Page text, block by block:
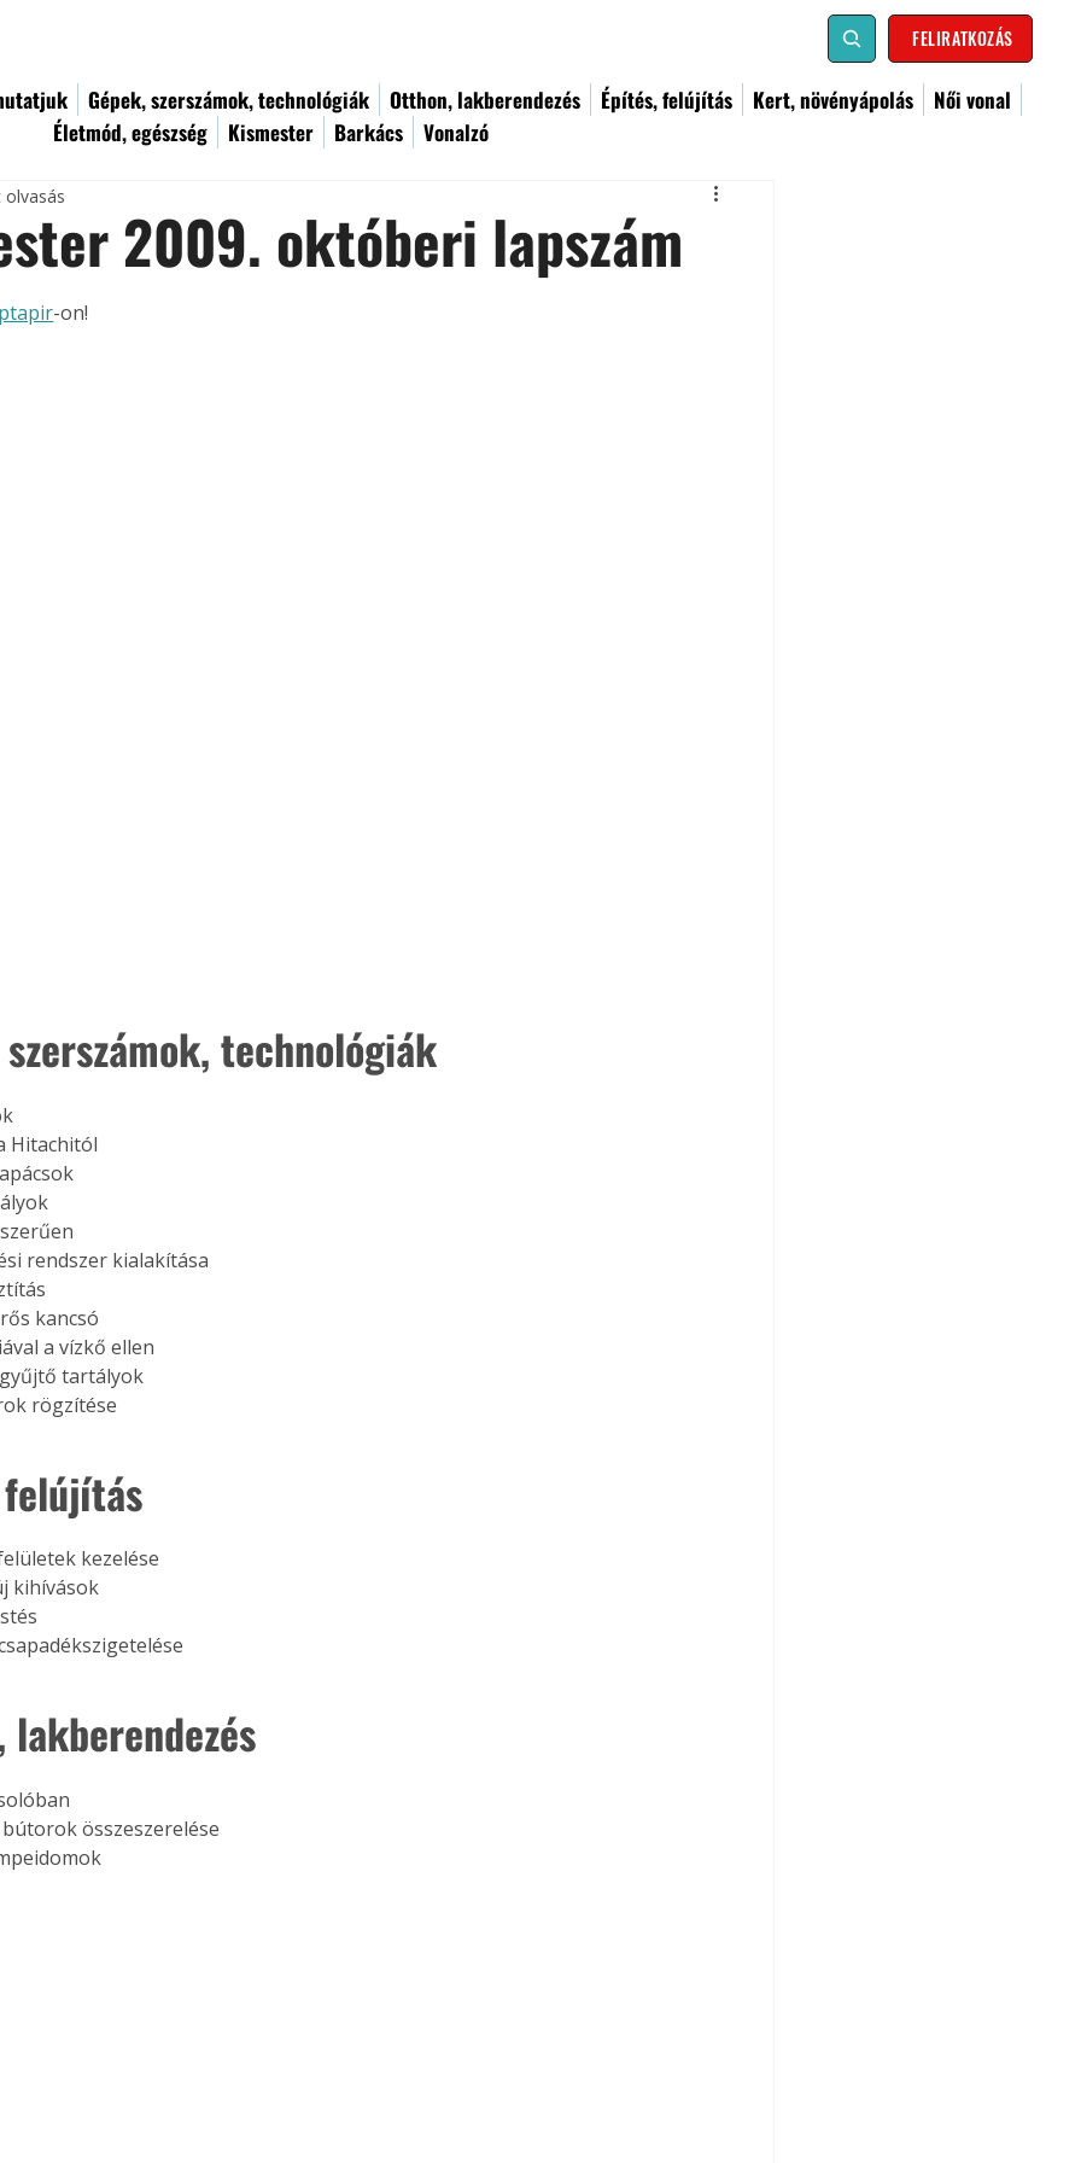
FELIRATKOZÁS
Gépek, szerszámok, technológiák Otthon, lakberendezés Építés, felújítás Kert, növényápolás
Női vonal
Életmód, egészség
Kismester Barkács Vonalzó
2009. októberi lapszám
olvasás
-on!
technológiák
Hitachitól
rendszer kialakítása
kancsó
a vízkő ellen
tartályok
rögzítése
kezelése
kihívások
lakberendezés
összeszerelése